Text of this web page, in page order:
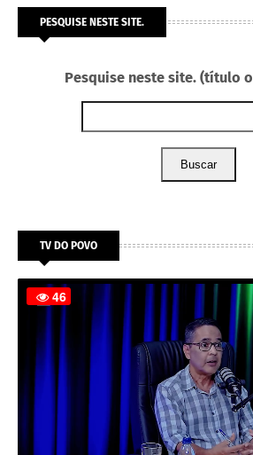
PESQUISE NESTE SITE.
Pesquise neste site. (título
Buscar
TV DO POVO